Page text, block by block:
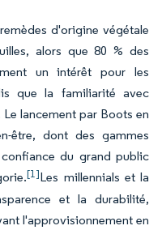
d'origine végétale
alors que 80 % des
un intérêt pour les
que la familiarité avec
lancement par Boots en
être, dont des gammes
du grand public
[1]Les millennials et la
et la durabilité,
l'approvisionnement en